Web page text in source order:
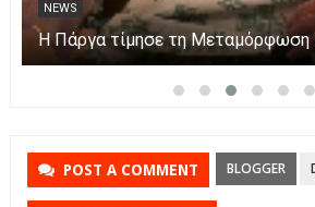
NEWS
Η Πάργα τίμησε τη Μεταμόρφωση
POST A COMMENT BLOGGER